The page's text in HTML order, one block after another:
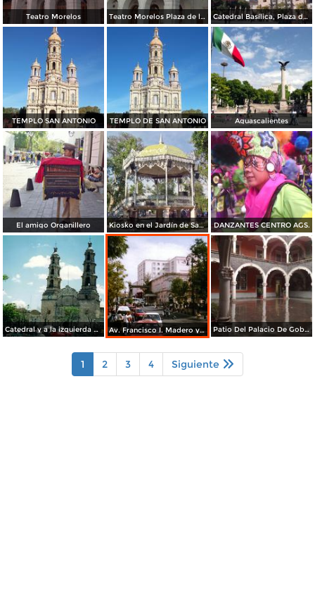
Teatro Morelos Teatro Morelos Plaza de la Soberana Convención Revolucionaria Catedral Basílica, Plaza de la Patria.
TEMPLO SAN ANTONIO TEMPLO DE SAN ANTONIO Aguascalientes
El amigo Organillero Kiosko en el Jardín de San Marcos DANZANTES CENTRO AGS.
Catedral y a la izquierda el teatro Morelos. Aguascalientes, Aguascalientes. 2002 Av. Francisco I. Madero y Hotel Francia. Aguascalientes, Aguascalientes Patio Del Palacio De Gobierno
1 2 3 4 Siguiente